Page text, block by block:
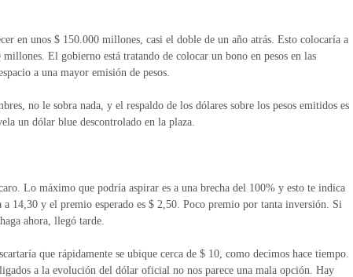
en unos $ 150.000 millones, casi el doble de un año atrás. Esto colocaría a
El gobierno está tratando de colocar un bono en pesos en las
a una mayor emisión de pesos.
no le sobra nada, y el respaldo de los dólares sobre los pesos emitidos es
un dólar blue descontrolado en la plaza.
Lo máximo que podría aspirar es a una brecha del 100% y esto te indica
14,30 y el premio esperado es $ 2,50. Poco premio por tanta inversión. Si
ahora, llegó tarde.
que rápidamente se ubique cerca de $ 10, como decimos hace tiempo.
a la evolución del dólar oficial no nos parece una mala opción. Hay